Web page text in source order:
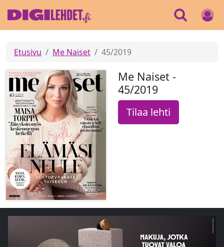
Etusivu Me Naiset 45/2019
Me Naiset -
45/2019
Tilaa lehti